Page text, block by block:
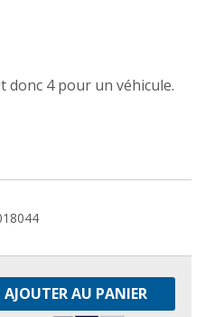
donc 4 pour un véhicule.
AJOUTER AU PANIER